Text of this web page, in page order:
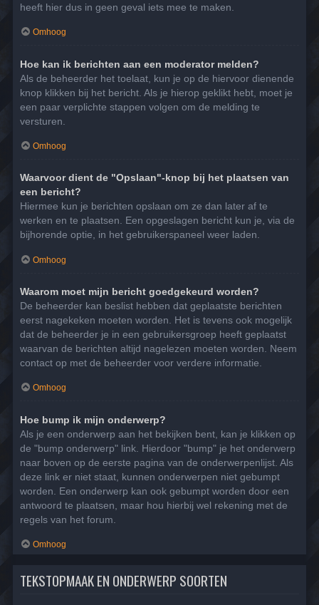
heeft hier dus in geen geval iets mee te maken.
Omhoog
Hoe kan ik berichten aan een moderator melden?
Als de beheerder het toelaat, kun je op de hiervoor dienende
knop klikken bij het bericht. Als je hierop geklikt hebt, moet je
een paar verplichte stappen volgen om de melding te
versturen.
Omhoog
Waarvoor dient de "Opslaan"-knop bij het plaatsen van
een bericht?
Hiermee kun je berichten opslaan om ze dan later af te
werken en te plaatsen. Een opgeslagen bericht kun je, via de
bijhorende optie, in het gebruikerspaneel weer laden.
Omhoog
Waarom moet mijn bericht goedgekeurd worden?
De beheerder kan beslist hebben dat geplaatste berichten
eerst nagekeken moeten worden. Het is tevens ook mogelijk
dat de beheerder je in een gebruikersgroep heeft geplaatst
waarvan de berichten altijd nagelezen moeten worden. Neem
contact op met de beheerder voor verdere informatie.
Omhoog
Hoe bump ik mijn onderwerp?
Als je een onderwerp aan het bekijken bent, kan je klikken op
de "bump onderwerp" link. Hierdoor "bump" je het onderwerp
naar boven op de eerste pagina van de onderwerpenlijst. Als
deze link er niet staat, kunnen onderwerpen niet gebumpt
worden. Een onderwerp kan ook gebumpt worden door een
antwoord te plaatsen, maar hou hierbij wel rekening met de
regels van het forum.
Omhoog
TEKSTOPMAAK EN ONDERWERP SOORTEN